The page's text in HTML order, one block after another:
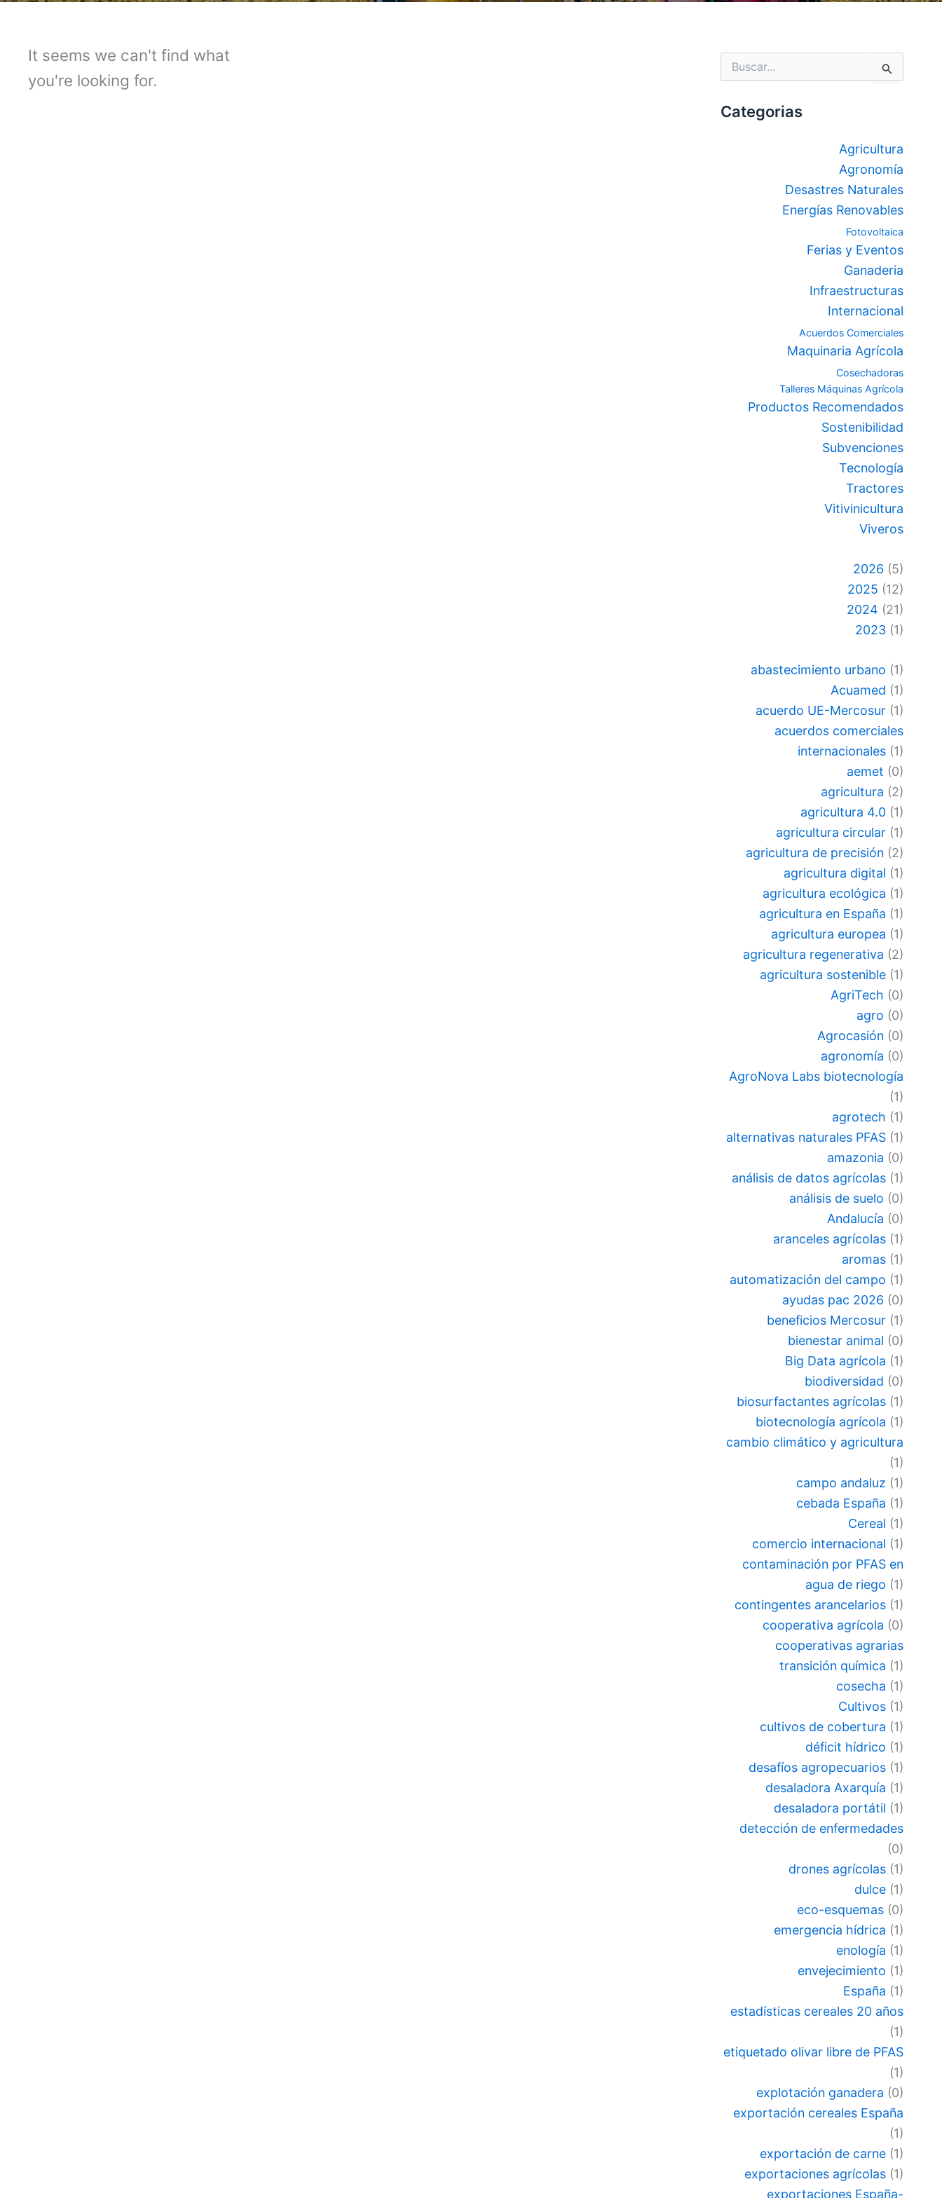
It seems we can't find what
you're looking for.
Buscar
por:
Categorias
Agricultura
Agronomía
Desastres Naturales
Energías Renovables
Fotovoltaica
Ferias y Eventos
Ganaderia
Infraestructuras
Internacional
Acuerdos Comerciales
Maquinaria Agrícola
Cosechadoras
Talleres Máquinas Agrícola
Productos Recomendados
Sostenibilidad
Subvenciones
Tecnología
Tractores
Vitivinicultura
Viveros
2026 (5)
2025 (12)
2024 (21)
2023 (1)
abastecimiento urbano (1)
Acuamed (1)
acuerdo UE-Mercosur (1)
acuerdos comerciales
internacionales (1)
aemet (0)
agricultura (2)
agricultura 4.0 (1)
agricultura circular (1)
agricultura de precisión (2)
agricultura digital (1)
agricultura ecológica (1)
agricultura en España (1)
agricultura europea (1)
agricultura regenerativa (2)
agricultura sostenible (1)
AgriTech (0)
agro (0)
Agrocasión (0)
agronomía (0)
AgroNova Labs biotecnología
(1)
agrotech (1)
alternativas naturales PFAS (1)
amazonia (0)
análisis de datos agrícolas (1)
análisis de suelo (0)
Andalucía (0)
aranceles agrícolas (1)
aromas (1)
automatización del campo (1)
ayudas pac 2026 (0)
beneficios Mercosur (1)
bienestar animal (0)
Big Data agrícola (1)
biodiversidad (0)
biosurfactantes agrícolas (1)
biotecnología agrícola (1)
cambio climático y agricultura
(1)
campo andaluz (1)
cebada España (1)
Cereal (1)
comercio internacional (1)
contaminación por PFAS en
agua de riego (1)
contingentes arancelarios (1)
cooperativa agrícola (0)
cooperativas agrarias
transición química (1)
cosecha (1)
Cultivos (1)
cultivos de cobertura (1)
déficit hídrico (1)
desafíos agropecuarios (1)
desaladora Axarquía (1)
desaladora portátil (1)
detección de enfermedades
(0)
drones agrícolas (1)
dulce (1)
eco-esquemas (0)
emergencia hídrica (1)
enología (1)
envejecimiento (1)
España (1)
estadísticas cereales 20 años
(1)
etiquetado olivar libre de PFAS
(1)
explotación ganadera (0)
exportación cereales España
(1)
exportación de carne (1)
exportaciones agrícolas (1)
exportaciones España-